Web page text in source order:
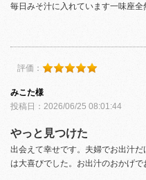
毎日みそ汁に入れています一味座
評価：
みこた様
投稿日：2026/06/25 08:01:44
やっと見つけた
出会えて幸せです。夫婦でお出汁
は大喜びでした。お出汁のおかげで